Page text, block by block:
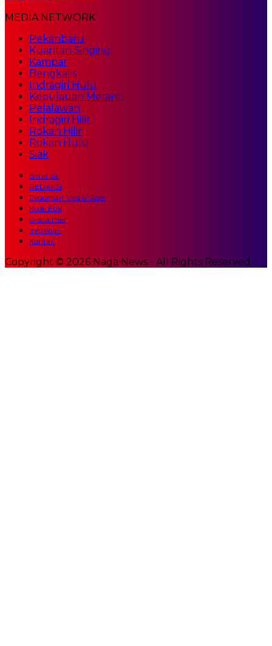
MEDIA NETWORK
Pekanbaru
Kuantan Singingi
Kampar
Bengkalis
Indragiri Hulu
Kepulauan Meranti
Pelalawan
Indragiri Hilir
Rokan Hilir
Rokan Hulu
Siak
Beranda
REDAKSI
Pedoman Media Siber
Kode Etik
Disclaimer
Info Iklan
Kontak
Copyright © 2026 Naga News - All Rights Reserved